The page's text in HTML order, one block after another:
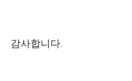
감사합니다.